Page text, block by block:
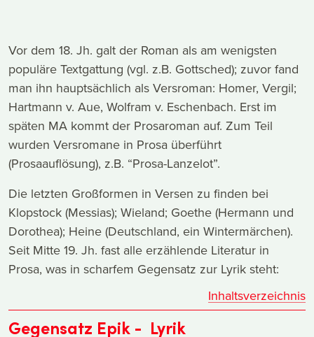
Vor dem 18. Jh. galt der Roman als am wenigsten
populäre Textgattung (vgl. z.B. Gottsched); zuvor fand
man ihn hauptsächlich als Versroman: Homer, Vergil;
Hartmann v. Aue, Wolfram v. Eschenbach. Erst im
späten MA kommt der Prosaroman auf. Zum Teil
wurden Versromane in Prosa überführt
(Prosaauflösung), z.B. “Prosa-Lanzelot”.
Die letzten Großformen in Versen zu finden bei
Klopstock (Messias); Wieland; Goethe (Hermann und
Dorothea); Heine (Deutschland, ein Wintermärchen).
Seit Mitte 19. Jh. fast alle erzählende Literatur in
Prosa, was in scharfem Gegensatz zur Lyrik steht:
Inhaltsverzeichnis
Gegensatz Epik - Lyrik